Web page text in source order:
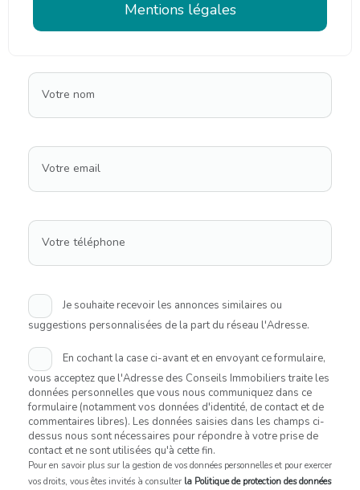
Mentions légales
Votre nom
Votre email
Votre téléphone
Je souhaite recevoir les annonces similaires ou
suggestions personnalisées de la part du réseau l'Adresse.
En cochant la case ci-avant et en envoyant ce formulaire,
vous acceptez que l'Adresse des Conseils Immobiliers traite les
données personnelles que vous nous communiquez dans ce
formulaire (notamment vos données d'identité, de contact et de
commentaires libres). Les données saisies dans les champs ci-
dessus nous sont nécessaires pour répondre à votre prise de
contact et ne sont utilisées qu'à cette fin.
Pour en savoir plus sur la gestion de vos données personnelles et pour exercer
vos droits, vous êtes invités à consulter la Politique de protection des données